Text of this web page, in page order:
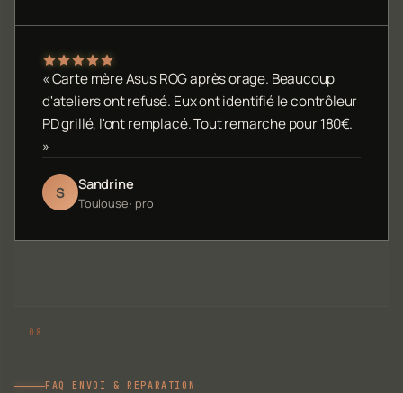
« Carte mère Asus ROG après orage. Beaucoup
d'ateliers ont refusé. Eux ont identifié le contrôleur
PD grillé, l'ont remplacé. Tout remarche pour 180€.
»
S Sandrine
Toulouse · pro
FAQ ENVOI & RÉPARATION